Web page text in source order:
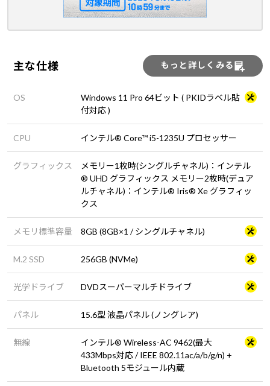
主な仕様 もっと詳しくみる
OS
Windows 11 Pro 64ビット ( PKIDラベル貼
付対応 )
CPU インテル® Core™ i5-1235U プロセッサー
グラフィックス
メモリー1枚時(シングルチャネル)：インテル
® UHD グラフィックス メモリー2枚時(デュア
ルチャネル)：インテル® Iris® Xe グラフィッ
クス
メモリ標準容量 8GB (8GB×1 / シングルチャネル)
M.2 SSD 256GB (NVMe)
光学ドライブ DVDスーパーマルチドライブ
パネル 15.6型 液晶パネル (ノングレア)
無線
インテル® Wireless-AC 9462(最大
433Mbps対応 / IEEE 802.11ac/a/b/g/n) +
Bluetooth 5モジュール内蔵